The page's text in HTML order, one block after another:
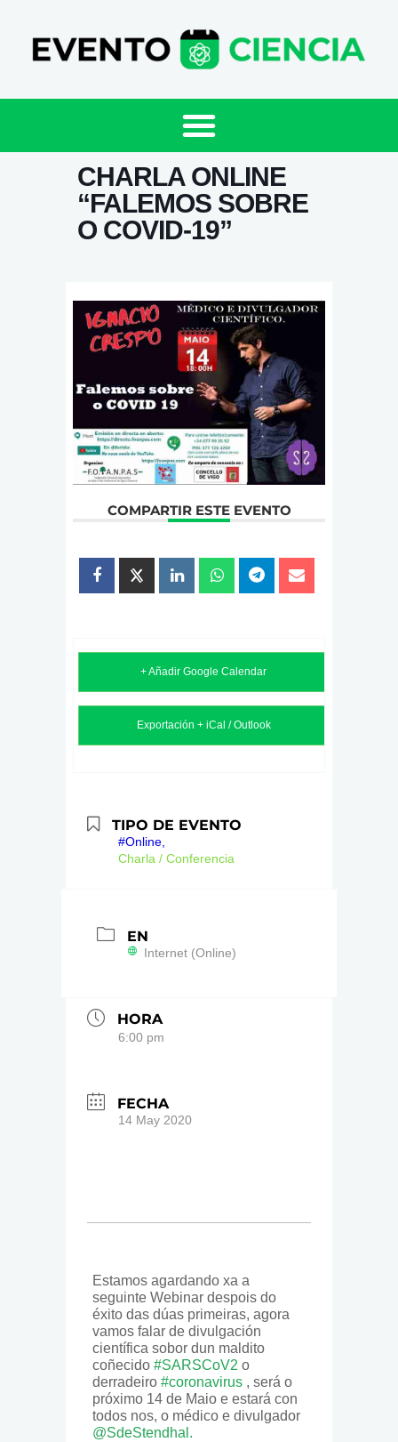
CHARLA ONLINE
“FALEMOS SOBRE
O COVID-19”
COMPARTIR ESTE EVENTO
+ Añadir Google Calendar
Exportación + iCal / Outlook
TIPO DE EVENTO
#Online,
Charla / Conferencia
EN
Internet (Online)
HORA
6:00 pm
FECHA
14 May 2020
Estamos agardando xa a
seguinte Webinar despois do
éxito das dúas primeiras, agora
vamos falar de divulgación
científica sobor dun maldito
coñecido #SARSCoV2 o
derradeiro #coronavirus , será o
próximo 14 de Maio e estará con
todos nos, o médico e divulgador
@SdeStendhal.